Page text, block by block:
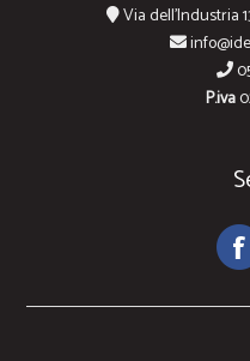
Via dell'Industria
P.iva